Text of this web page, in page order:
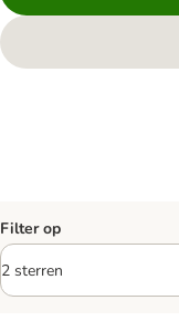
Filter op